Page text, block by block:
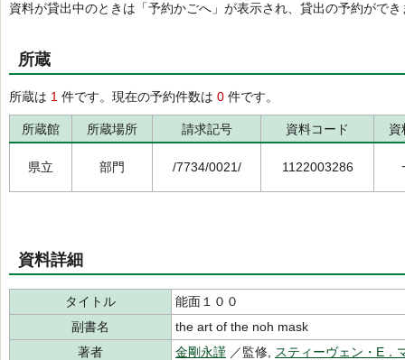
資料が貸出中のときは「予約かごへ」が表示され、貸出の予約ができ
所蔵
所蔵は 1 件です。現在の予約件数は 0 件です。
所蔵館 所蔵場所 請求記号 資料コード 資
県立 部門 /7734/0021/ 1122003286
資料詳細
タイトル
能面１００
副書名
the art of the noh mask
著者
金剛永謹 ／監修,
スティーヴェン・E．